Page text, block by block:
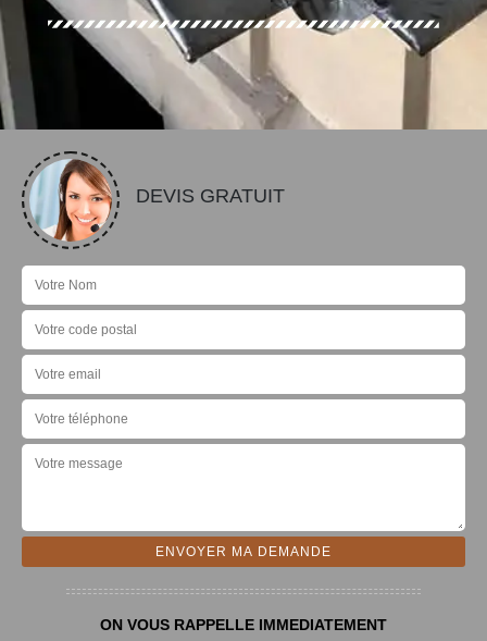
DEVIS GRATUIT
ON VOUS RAPPELLE IMMEDIATEMENT